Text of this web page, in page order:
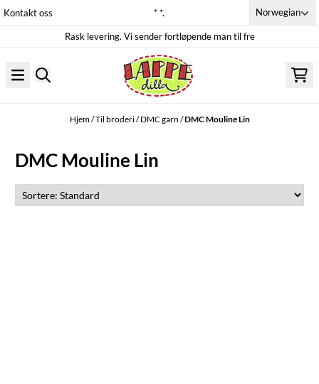
Hopp til innhold
Kontakt oss * *. Norwegian
Rask levering. Vi sender fortløpende man til fre
Hjem/Til broderi/DMC garn /DMC Mouline Lin
DMC Mouline Lin